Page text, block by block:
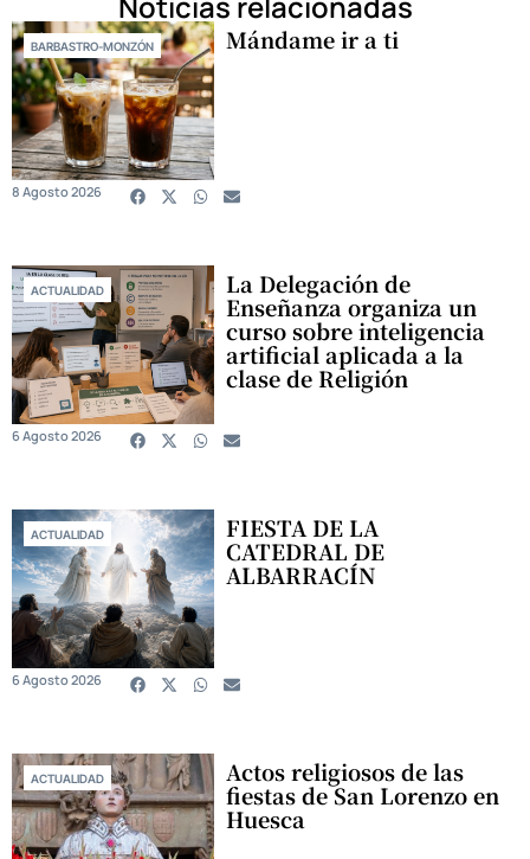
BARBASTRO-MONZÓN Mándame ir a ti
8 Agosto 2026
ACTUALIDAD La Delegación de
Enseñanza organiza un
curso sobre inteligencia
artificial aplicada a la
clase de Religión
6 Agosto 2026
ACTUALIDAD FIESTA DE LA
CATEDRAL DE
ALBARRACÍN
6 Agosto 2026
ACTUALIDAD Actos religiosos de las
fiestas de San Lorenzo en
Huesca